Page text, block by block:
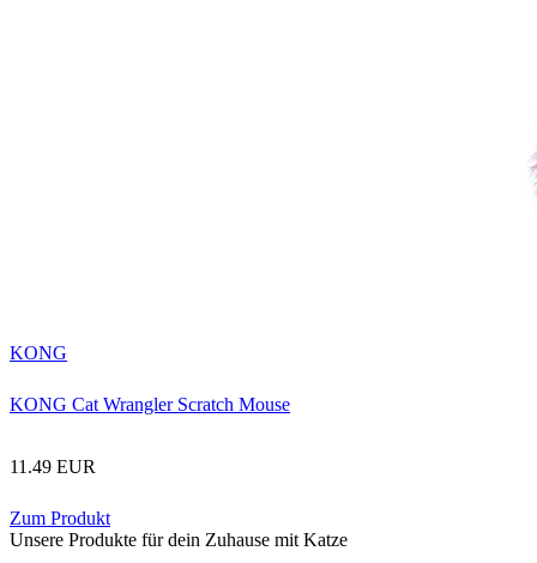
KONG
KONG Cat Wrangler Scratch Mouse
11.49 EUR
Zum Produkt
Unsere Produkte für dein Zuhause mit Katze